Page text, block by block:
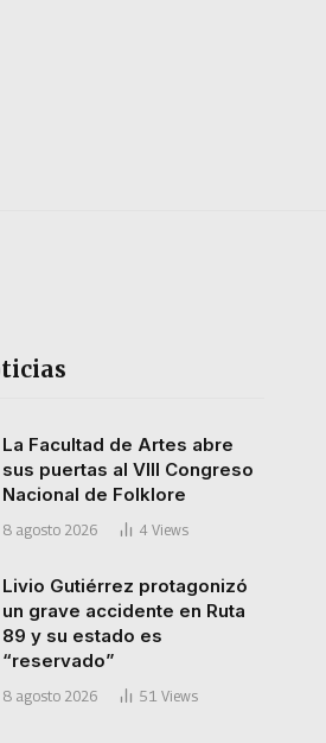
La Facultad de Artes abre
sus puertas al VIII Congreso
Nacional de Folklore
8 agosto 2026 4 Views
Livio Gutiérrez protagonizó
un grave accidente en Ruta
89 y su estado es
“reservado”
8 agosto 2026 51 Views